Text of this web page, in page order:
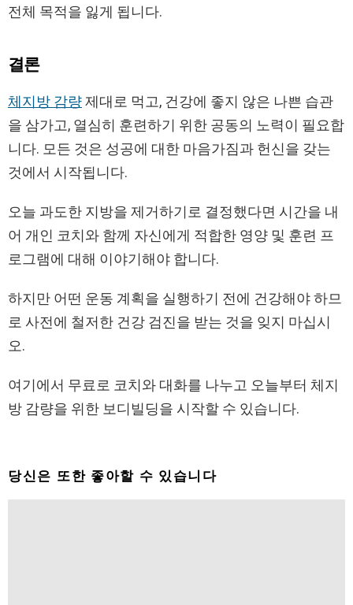
전체 목적을 잃게 됩니다.
결론
체지방 감량제대로 먹고, 건강에 좋지 않은 나쁜 습관
을 삼가고, 열심히 훈련하기 위한 공동의 노력이 필요합
니다. 모든 것은 성공에 대한 마음가짐과 헌신을 갖는
것에서 시작됩니다.
오늘 과도한 지방을 제거하기로 결정했다면 시간을 내
어 개인 코치와 함께 자신에게 적합한 영양 및 훈련 프
로그램에 대해 이야기해야 합니다.
하지만 어떤 운동 계획을 실행하기 전에 건강해야 하므
로 사전에 철저한 건강 검진을 받는 것을 잊지 마십시
오.
여기에서 무료로 코치와 대화를 나누고 오늘부터 체지
방 감량을 위한 보디빌딩을 시작할 수 있습니다.
당신은 또한 좋아할 수 있습니다